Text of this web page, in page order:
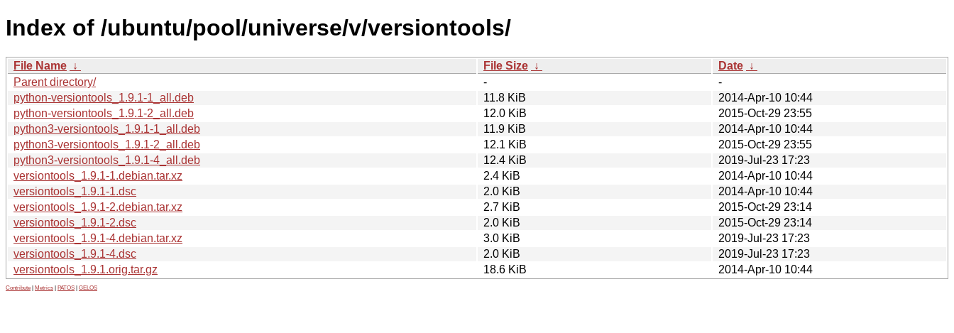
Index of /ubuntu/pool/universe/v/versiontools/
File Name ↓ File Size ↓ Date ↓
Parent directory/
-
-
python-versiontools_1.9.1-1_all.deb
11.8 KiB
2014-Apr-10 10:44
python-versiontools_1.9.1-2_all.deb
12.0 KiB
2015-Oct-29 23:55
python3-versiontools_1.9.1-1_all.deb
11.9 KiB
2014-Apr-10 10:44
python3-versiontools_1.9.1-2_all.deb
12.1 KiB
2015-Oct-29 23:55
python3-versiontools_1.9.1-4_all.deb
12.4 KiB
2019-Jul-23 17:23
versiontools_1.9.1-1.debian.tar.xz
2.4 KiB
2014-Apr-10 10:44
versiontools_1.9.1-1.dsc
2.0 KiB
2014-Apr-10 10:44
versiontools_1.9.1-2.debian.tar.xz
2.7 KiB
2015-Oct-29 23:14
versiontools_1.9.1-2.dsc
2.0 KiB
2015-Oct-29 23:14
versiontools_1.9.1-4.debian.tar.xz
3.0 KiB
2019-Jul-23 17:23
versiontools_1.9.1-4.dsc
2.0 KiB
2019-Jul-23 17:23
versiontools_1.9.1.orig.tar.gz
18.6 KiB 2014-Apr-10 10:44
Contribute Metrics PATOS GELOS